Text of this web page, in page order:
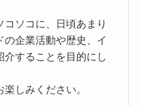
ソコに、日頃あまり
の企業活動や歴史、イ
することを目的にし
しみください。